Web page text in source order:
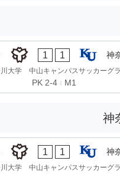
1 1 神
大学 中山キャンパスサッカーグ
PK 2-4 M1
神
1 1 神
大学 中山キャンパスサッカーグ